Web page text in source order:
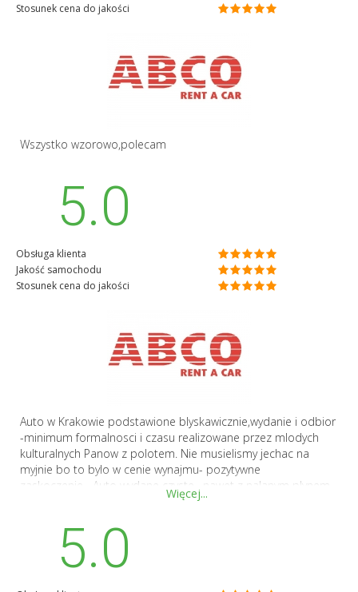
Stosunek cena do jakości
Wszystko wzorowo,polecam
5.0
Obsługa klienta
Jakość samochodu
Stosunek cena do jakości
Auto w Krakowie podstawione blyskawicznie,wydanie i odbior
-minimum formalnosci i czasu realizowane przez mlodych
kulturalnych Panow z polotem. Nie musielismy jechac na
myjnie bo to bylo w cenie wynajmu- pozytywne
zaskoczenie....Auto wydane czyste , nawet z nalanym plynem
do mycia szyb....a Panowie chetni nawet do pomocy przy
Polecamy- Beata i Wieslaw
Więcej...
5.0